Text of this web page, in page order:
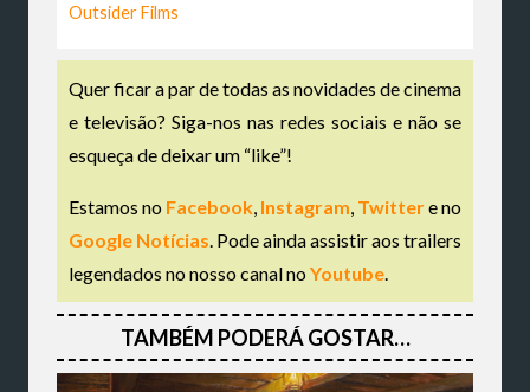
Outsider Films
Quer ficar a par de todas as novidades de cinema
e televisão? Siga-nos nas redes sociais e não se
esqueça de deixar um “like”!
Estamos no Facebook Instagram Twittere no
Google Notícias . Pode ainda assistir aos trailers
legendados no nosso canal noYoutube
TAMBÉM PODERÁ GOSTAR…